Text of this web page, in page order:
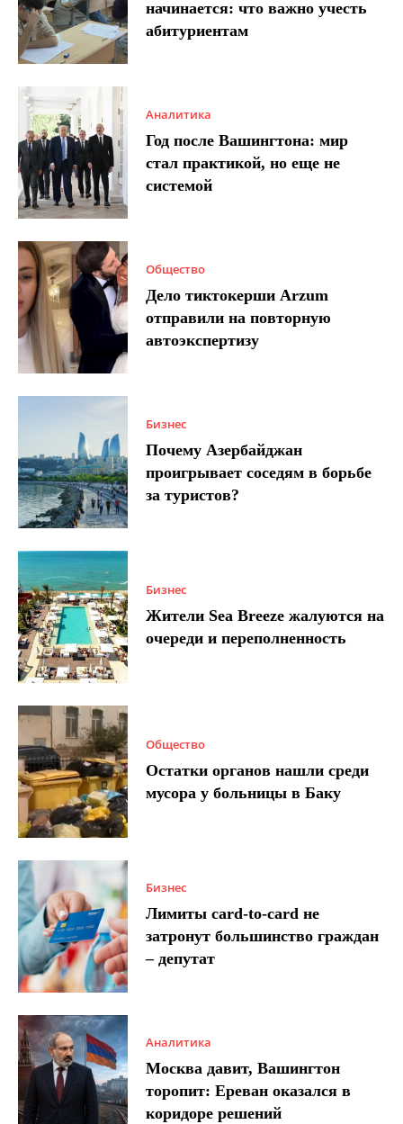
начинается: что важно учесть
абитуриентам
Аналитика
Год после Вашингтона: мир
стал практикой, но еще не
системой
Общество
Дело тиктокерши Arzum
отправили на повторную
автоэкспертизу
Бизнес
Почему Азербайджан
проигрывает соседям в борьбе
за туристов?
Бизнес
Жители Sea Breeze жалуются на
очереди и переполненность
Общество
Остатки органов нашли среди
мусора у больницы в Баку
Бизнес
Лимиты card-to-card не
затронут большинство граждан
– депутат
Аналитика
Москва давит, Вашингтон
торопит: Ереван оказался в
коридоре решений